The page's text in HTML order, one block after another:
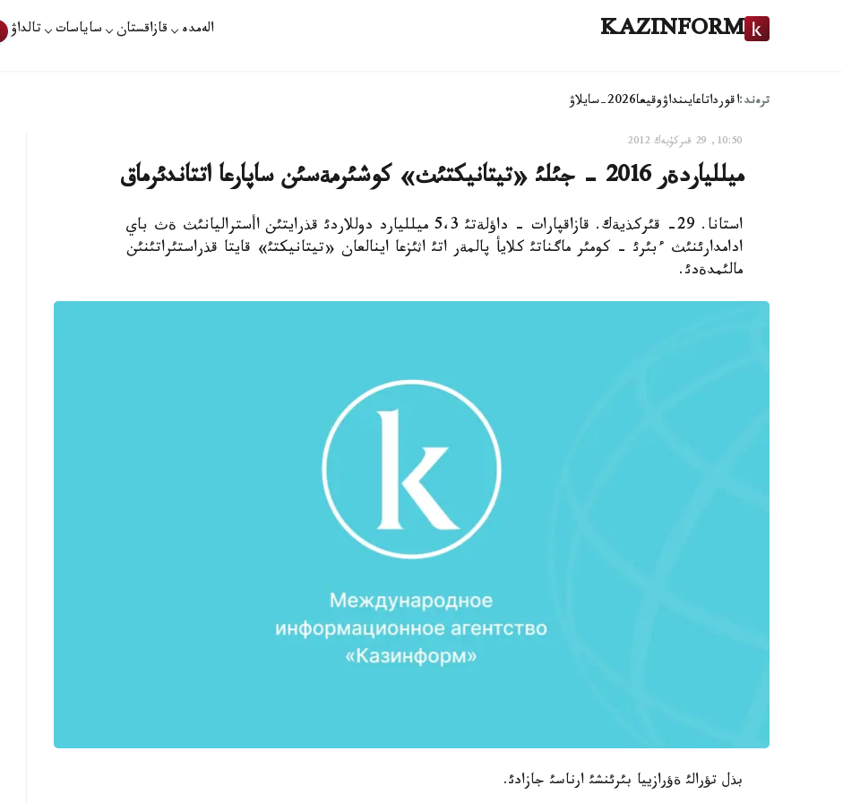
KAZINFORM الەمدە قازاقستان ساياسات تالداۋ
ترەند:اقورداتاعايىنداۋوقيعا2026-سايلاۋ
10:50, 29 قىركۇيەك 2012
ميللياردةر 2016 - جئلئ «تيتانيكتئث» كوشئرمةسئن ساپارعا اتتاندئرماق
استانا. 29- قئركذيةك. قازاقپارات - داؤلةتئ 5،3 ميلليارد دوللاردئ قذرايتئن اأستراليانئث ةث باي
ادامدارئنئث ءبئرئ - كومئر ماگناتئ كلايأ پالمةر اتئ اثئزعا اينالعان «تيتانيكتئ» قايتا قذراستئراتئنئن
مالئمدةدئ.
بذل تؤرالئ ةؤرازييا بئرئنشئ ارناسئ جازادئ.